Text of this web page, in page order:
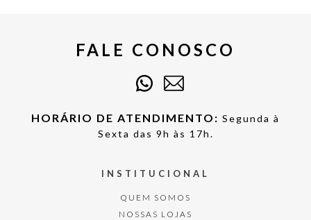
FALE CONOSCO
HORÁRIO DE ATENDIMENTO: Segunda à
Sexta das 9h às 17h.
INSTITUCIONAL
QUEM SOMOS
NOSSAS LOJAS